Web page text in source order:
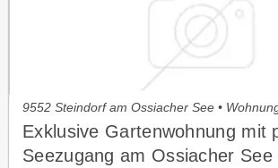
9552 Steindorf am Ossiacher See •
Exklusive Gartenwohnung mit
Seezugang am Ossiacher